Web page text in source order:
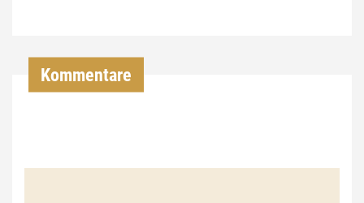
€
Kommentare